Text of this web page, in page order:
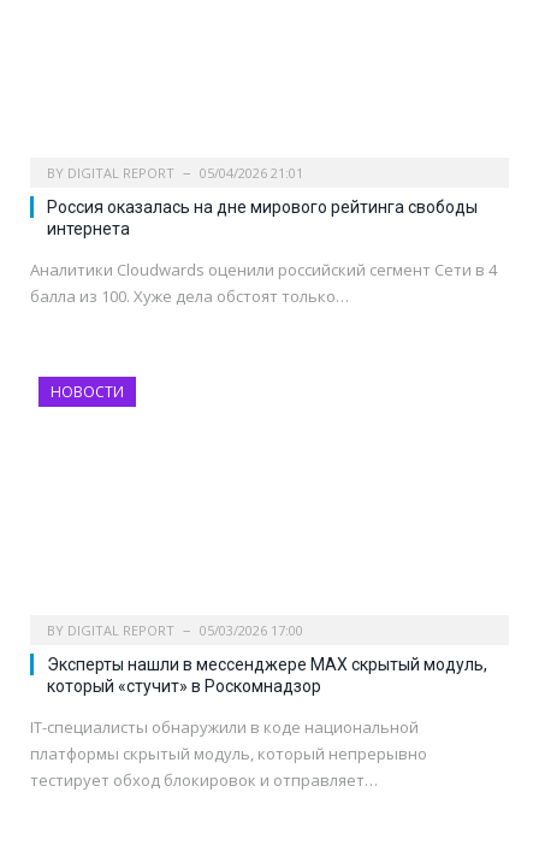
BY DIGITAL REPORT 05/04/2026 21:01
Россия оказалась на дне мирового рейтинга свободы
интернета
Аналитики Cloudwards оценили российский сегмент Сети в 4
балла из 100. Хуже дела обстоят только…
НОВОСТИ
BY DIGITAL REPORT 05/03/2026 17:00
Эксперты нашли в мессенджере MAX скрытый модуль,
который «стучит» в Роскомнадзор
IT-специалисты обнаружили в коде национальной
платформы скрытый модуль, который непрерывно
тестирует обход блокировок и отправляет…